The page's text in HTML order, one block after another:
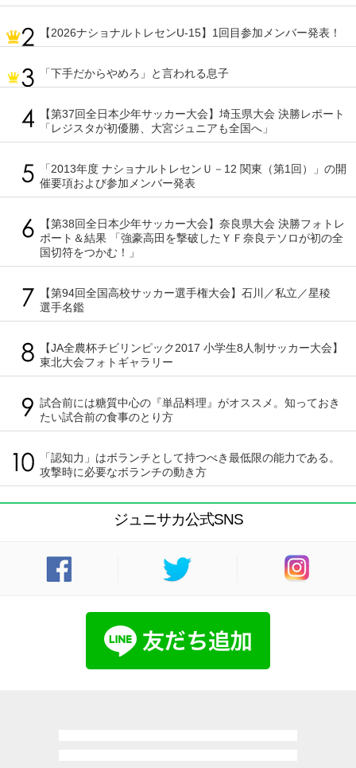
【2026ナショナルトレセンU-15】1回目参加メンバー発表！
「下手だからやめろ」と言われる息子
【第37回全日本少年サッカー大会】埼玉県大会 決勝レポート
「レジスタが初優勝、大宮ジュニアも全国へ」
「2013年度 ナショナルトレセンＵ－12 関東（第1回）」の開
催要項および参加メンバー発表
【第38回全日本少年サッカー大会】奈良県大会 決勝フォトレ
ポート＆結果 「強豪高田を撃破したＹＦ奈良テソロが初の全
国切符をつかむ！」
【第94回全国高校サッカー選手権大会】石川／私立／星稜
選手名鑑
【JA全農杯チビリンピック2017 小学生8人制サッカー大会】
東北大会フォトギャラリー
試合前には糖質中心の『単品料理』がオススメ。知っておき
たい試合前の食事のとり方
「認知力」はボランチとして持つべき最低限の能力である。
攻撃時に必要なボランチの動き方
ジュニサカ公式SNS